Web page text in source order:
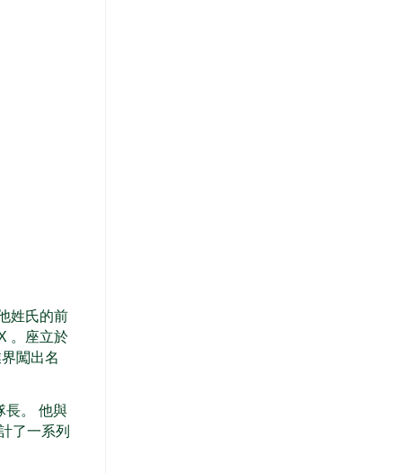
姓氏的前
。座立於
闖出名
長。 他與
了一系列